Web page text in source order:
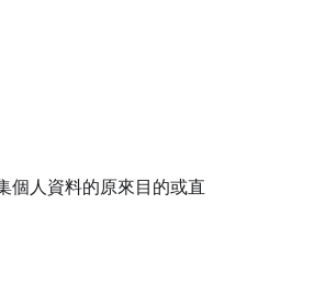
個人資料的原來目的或直